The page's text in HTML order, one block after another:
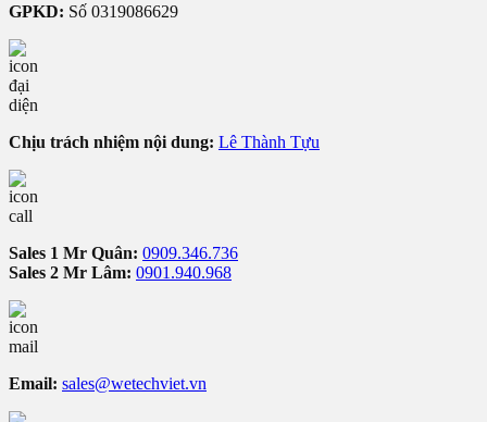
GPKD: Số 0319086629
Chịu trách nhiệm nội dung: Lê Thành Tựu
Sales 1 Mr Quân: 0909.346.736
Sales 2 Mr Lâm: 0901.940.968
Email: sales@wetechviet.vn